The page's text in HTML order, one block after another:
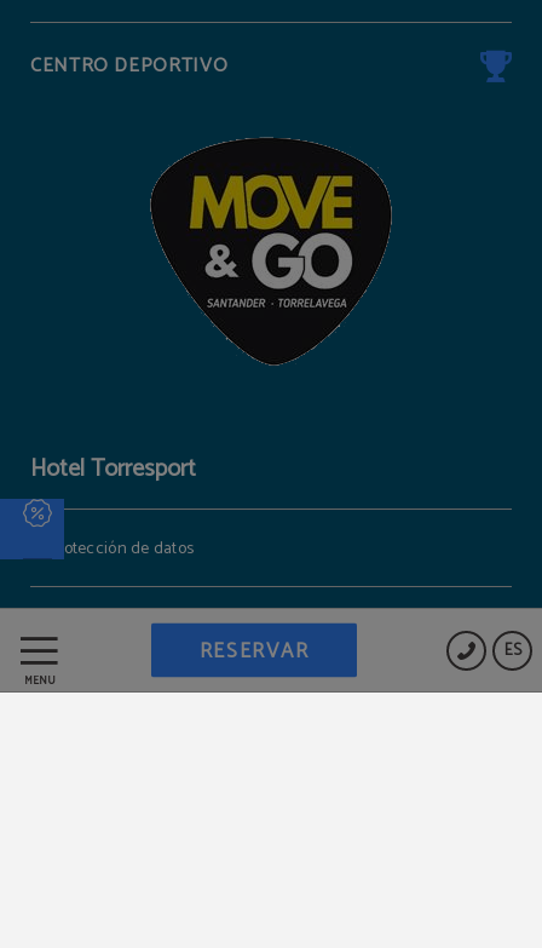
MENÚ
ES
RESERVAR
CENTRO DEPORTIVO
Hotel Torresport
Protección de datos
Política de cookies